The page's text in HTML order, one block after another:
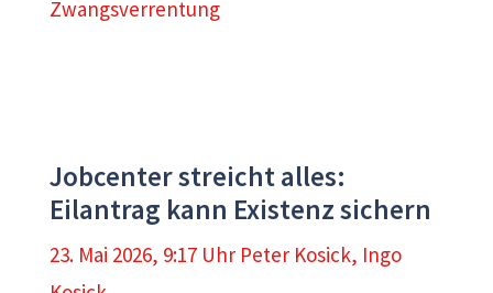
Zwangsverrentung
Jobcenter streicht alles:
Eilantrag kann Existenz sichern
23. Mai 2026, 9:17 Uhr Peter Kosick, Ingo